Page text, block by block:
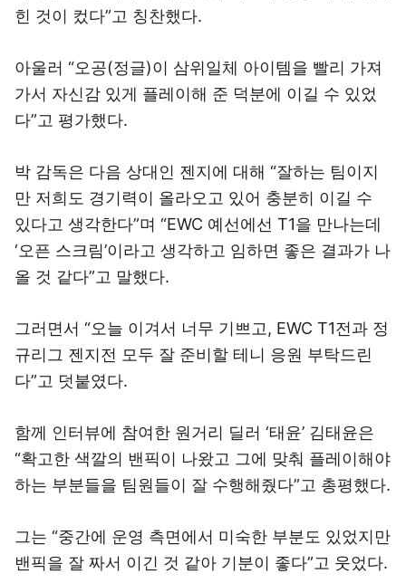
힌 것이 컸다”고 칭찬했다.
아울러 “오공(정글)이 삼위일체 아이템을 빨리 가져
가서 자신감 있게 플레이해 준 덕분에 이길 수 있었
다”고 평가했다.
박 감독은 다음 상대인 젠지에 대해 “잘하는 팀이지
만 저희도 경기력이 올라오고 있어 충분히 이길 수
있다고 생각한다”며 “EWC 예선에선 T1을 만나는데
‘오픈 스크림’이라고 생각하고 임하면 좋은 결과가 나
올 것 같다”고 말했다.
그러면서 “오늘 이겨서 너무 기쁘고, EWC T1전과 정
규리그 젠지전 모두 잘 준비할 테니 응원 부탁드린
다”고 덧붙였다.
함께 인터뷰에 참여한 원거리 딜러 ‘태윤’ 김태윤은
“확고한 색깔의 밴픽이 나왔고 그에 맞춰 플레이해야
하는 부분들을 팀원들이 잘 수행해줬다”고 총평했다.
그는 “중간에 운영 측면에서 미숙한 부분도 있었지만
밴픽을 잘 짜서 이긴 것 같아 기분이 좋다”고 웃었다.